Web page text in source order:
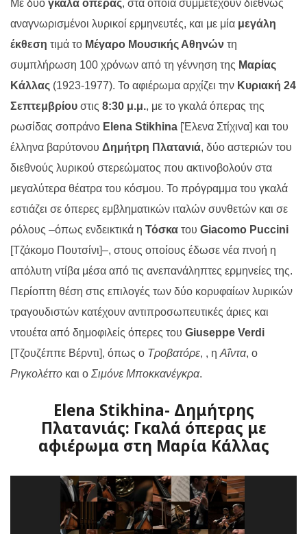
Με δύο γκαλά όπερας, στα οποία συμμετέχουν διεθνώς
αναγνωρισμένοι λυρικοί ερμηνευτές, και με μία μεγάλη
έκθεση τιμά το Μέγαρο Μουσικής Αθηνών τη
συμπλήρωση 100 χρόνων από τη γέννηση της Μαρίας
Κάλλας (1923-1977). Το αφιέρωμα αρχίζει την Κυριακή 24
Σεπτεμβρίου στις 8:30 μ.μ., με το γκαλά όπερας της
ρωσίδας σοπράνο Elena Stikhina [Έλενα Στίχινα] και του
έλληνα βαρύτονου Δημήτρη Πλατανιά, δύο αστεριών του
διεθνούς λυρικού στερεώματος που ακτινοβολούν στα
μεγαλύτερα θέατρα του κόσμου. Το πρόγραμμα του γκαλά
εστιάζει σε όπερες εμβληματικών ιταλών συνθετών και σε
ρόλους ‒όπως ενδεικτικά η Τόσκα του Giacomo Puccini
[Τζάκομο Πουτσίνι]‒, στους οποίους έδωσε νέα πνοή η
απόλυτη ντίβα μέσα από τις ανεπανάληπτες ερμηνείες της.
Περίοπτη θέση στις επιλογές των δύο κορυφαίων λυρικών
τραγουδιστών κατέχουν αντιπροσωπευτικές άριες και
ντουέτα από δημοφιλείς όπερες του Giuseppe Verdi
[Τζουζέππε Βέρντι], όπως ο Τροβατόρε, , η Αΐντα, ο
Ριγκολέττο και ο Σιμόνε Μποκκανέγκρα.
Elena Stikhina- Δημήτρης
Πλατανιάς: Γκαλά όπερας με
αφιέρωμα στη Μαρία Κάλλας